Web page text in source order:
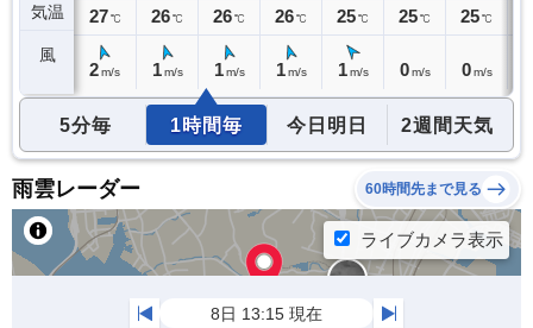
気温
風
27℃ 27 ℃
2m/s
26℃
1 m/s
26℃
1 m/s
26℃
1 m/s
25℃
1 m/s
25℃
0 m/s
25℃
0 m/s
5分毎 1時間毎 今日明日 2週間天気
雨雲レーダー 60時間先まで見る